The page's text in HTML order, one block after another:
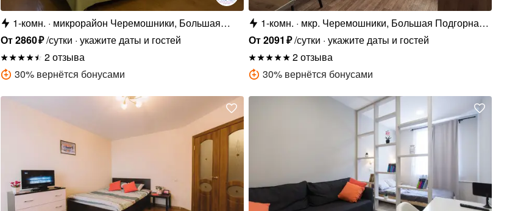
1-комн.
микрорайон Черемошники, Большая
Подгорная улица, 87
От2860₽/сутки укажите даты и гостей
2 отзыва
30% вернётся бонусами
1-комн.
мкр. Черемошники, Большая Подгорная
ул., 87
От2091 ₽/сутки укажите даты и гостей
2 отзыва
30% вернётся бонусами